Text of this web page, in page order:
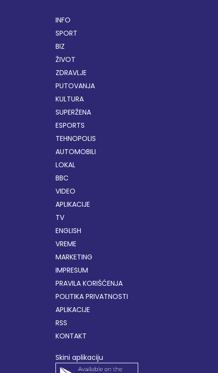
INFO
SPORT
BIZ
ŽIVOT
ZDRAVLJE
PUTOVANJA
KULTURA
SUPERŽENA
ESPORTS
TEHNOPOLIS
AUTOMOBILI
LOKAL
BBC
VIDEO
APLIKACIJE
TV
ENGLISH
VREME
MARKETING
IMPRESUM
PRAVILA KORIŠĆENJA
POLITIKA PRIVATNOSTI
APLIKACIJE
RSS
KONTAKT
Skini aplikaciju